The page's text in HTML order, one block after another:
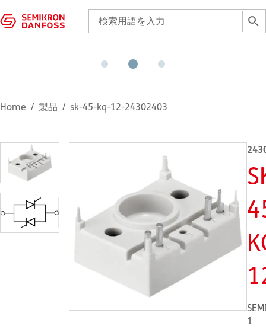
Home 製品 sk-45-kq-12-24302403
1